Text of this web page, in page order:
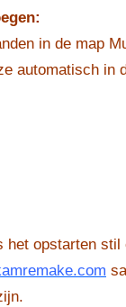
in de map
automatisch in
het opstarten